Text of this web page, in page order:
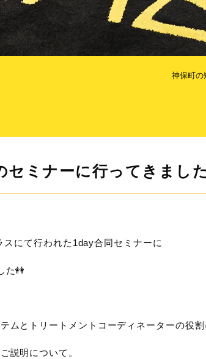
神保町
セミナーに行ってきました
にて行われた1day合同セミナーに
た👭
ムとトリートメントコーディネーターの役割
説明について。